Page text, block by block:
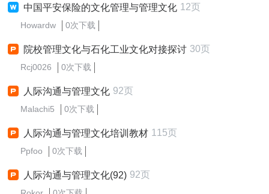
中国平安保险的文化管理与管理文化 12页
Howardw 0次下载
院校管理文化与石化工业文化对接探讨 30页
Rcj0026 0次下载
人际沟通与管理文化 92页
Malachi5 0次下载
人际沟通与管理文化培训教材 115页
Ppfoo 0次下载
人际沟通与管理文化(92) 92页